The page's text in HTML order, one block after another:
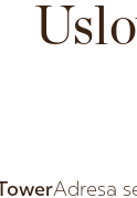
Adresa